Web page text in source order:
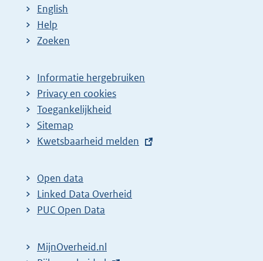
English
Help
Zoeken
Informatie hergebruiken
Privacy en cookies
Toegankelijkheid
Sitemap
E
t
e
r
l
Kwetsbaarheid melden
Open data
Linked Data Overheid
PUC Open Data
MijnOverheid.nl